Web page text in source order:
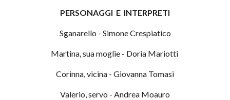
PERSONAGGI E INTERPRETI
Sganarello - Simone Crespiatico
Martina, sua moglie - Doria Mariotti
Corinna, vicina - Giovanna Tomasi
Valerio, servo - Andrea Moauro